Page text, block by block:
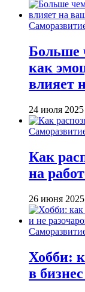
Больше
как
влияет
24 июля 2025
Как
на
26 июня 2025
Хобби:
в